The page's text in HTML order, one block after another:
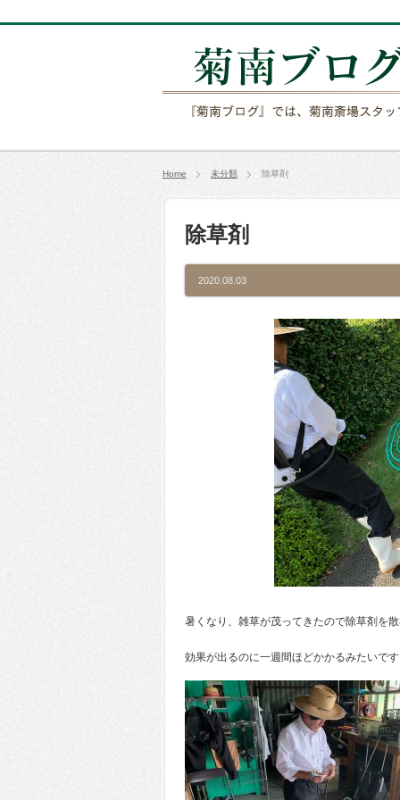
Home 未分類 除草剤
除草剤
2020.08.03
暑くなり、雑草が茂ってきたので除草剤を
効果が出るのに一週間ほどかかるみたいで